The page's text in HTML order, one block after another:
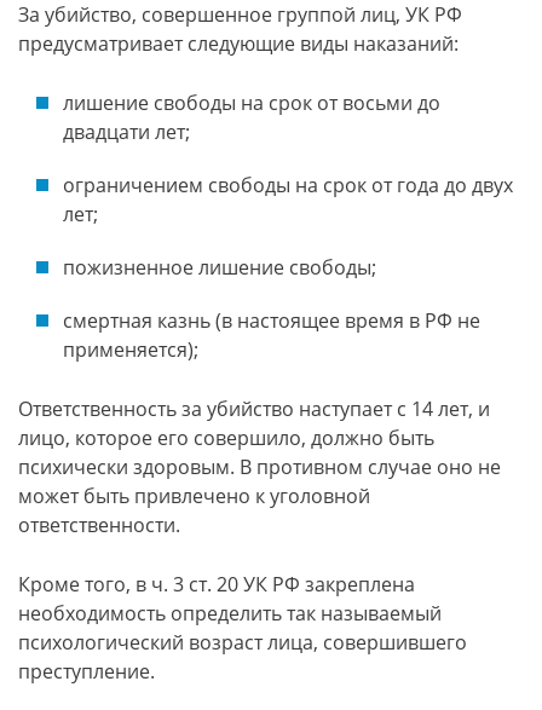
За убийство, совершенное группой лиц, УК РФ
предусматривает следующие виды наказаний:
лишение свободы на срок от восьми до
двадцати лет;
ограничением свободы на срок от года до двух
лет;
пожизненное лишение свободы;
смертная казнь (в настоящее время в РФ не
применяется);
Ответственность за убийство наступает с 14 лет, и
лицо, которое его совершило, должно быть
психически здоровым. В противном случае оно не
может быть привлечено к уголовной
ответственности.
Кроме того, в ч. 3 ст. 20 УК РФ закреплена
необходимость определить так называемый
психологический возраст лица, совершившего
преступление.